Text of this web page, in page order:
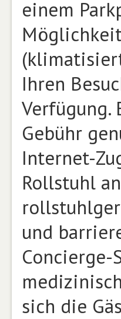
einem
Ihren
Verfügung.
Gebühr
Internet-
Rollstuhl
und
Concierge-
sich die